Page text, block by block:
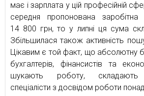
має і зарплата у цій професійній
середня пропонована заробітна
14 800 грн, то у липні ця сума
Збільшилася також активність
Цікавим є той факт, що абсолютну
бухгалтерів, фінансистів та
шукають роботу, складають
спеціалісти з досвідом роботи